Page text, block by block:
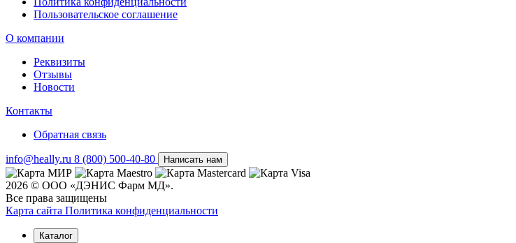
Пользовательское соглашение
О компании
Реквизиты
Отзывы
Новости
Контакты
Обратная связь
info@heally.ru 8 (800) 500-40-80 Написать нам
2026 © ООО «ДЭНИС Фарм МД».
Все права защищены
Карта сайта Политика конфиден­циальности
Каталог